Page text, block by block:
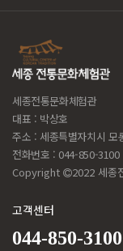
세종전통문화체험관
대표 : 박상호
주소 : 세종특별자치시 모
전화번호 : 044-850-3100
Copyright
2022 세
고객센터
044-850-3100